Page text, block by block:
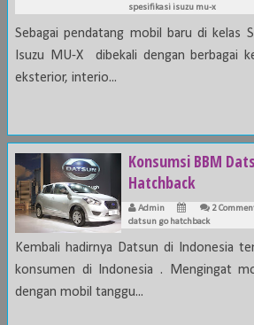
spesifikasi isuzu mu-x
Sebagai pendatang mobil baru di kelas
Isuzu MU-X dibekali dengan berbagai
eksterior, interio...
Konsumsi BBM
Hatchback
Admin 2
datsun go hatchback
Kembali hadirnya Datsun di Indonesia
konsumen di Indonesia . Mengingat
dengan mobil tanggu...